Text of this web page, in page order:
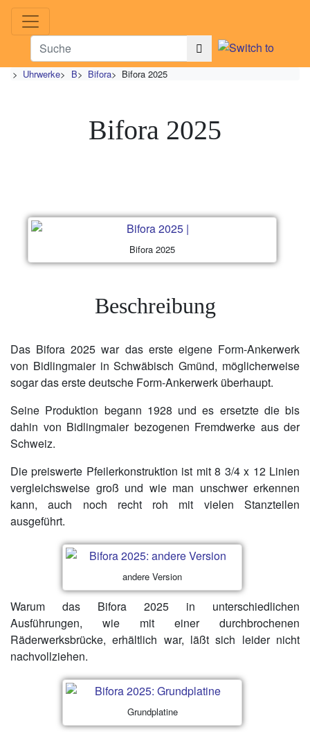
> Uhrwerke> B> Bifora> Bifora 2025
Bifora 2025
Bifora 2025
Beschreibung
Das Bifora 2025 war das erste eigene Form-Ankerwerk
von Bidlingmaier in Schwäbisch Gmünd, möglicherweise
sogar das erste deutsche Form-Ankerwerk überhaupt.
Seine Produktion begann 1928 und es ersetzte die bis
dahin von Bidlingmaier bezogenen Fremdwerke aus der
Schweiz.
Die preiswerte Pfeilerkonstruktion ist mit 8 3/4 x 12 Linien
vergleichsweise groß und wie man unschwer erkennen
kann, auch noch recht roh mit vielen Stanzteilen
ausgeführt.
andere Version
Warum das Bifora 2025 in unterschiedlichen
Ausführungen, wie mit einer durchbrochenen
Räderwerksbrücke, erhältlich war, läßt sich leider nicht
nachvollziehen.
Grundplatine